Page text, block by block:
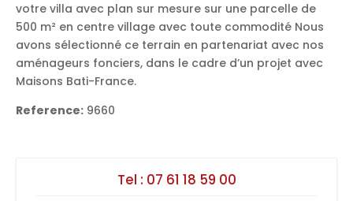
votre villa avec plan sur mesure sur une parcelle de
500 m² en centre village avec toute commodité Nous
avons sélectionné ce terrain en partenariat avec nos
aménageurs fonciers, dans le cadre d’un projet avec
Maisons Bati-France.
Reference: 9660
Tel : 07 61 18 59 00